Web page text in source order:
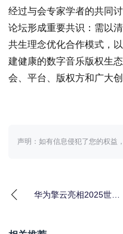
经过与会专家学者的共同
论坛形成重要共识：需以
共生理念优化合作模式，
建健康的数字音乐版权生
会、平台、版权方和广大
声明：如有信息侵犯了您的权益
华为擎云亮相2025世界